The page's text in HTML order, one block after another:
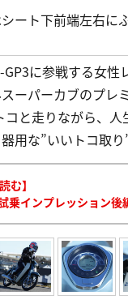
ート下前端左右に
GP3に参戦する女
ーパーカブのプレ
コと走りながら、
用な”いいトコ取
む】
乗インプレッション